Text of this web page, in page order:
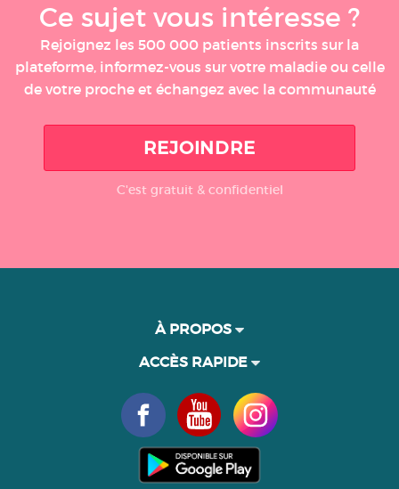
Ce sujet vous intéresse ?
Rejoignez les 500 000 patients inscrits sur la
plateforme, informez-vous sur votre maladie ou celle
de votre proche et échangez avec la communauté
REJOINDRE
C'est gratuit & confidentiel
À PROPOS
ACCÈS RAPIDE